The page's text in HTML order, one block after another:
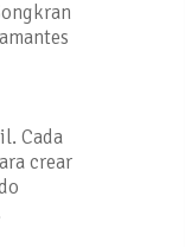
Cada
crear